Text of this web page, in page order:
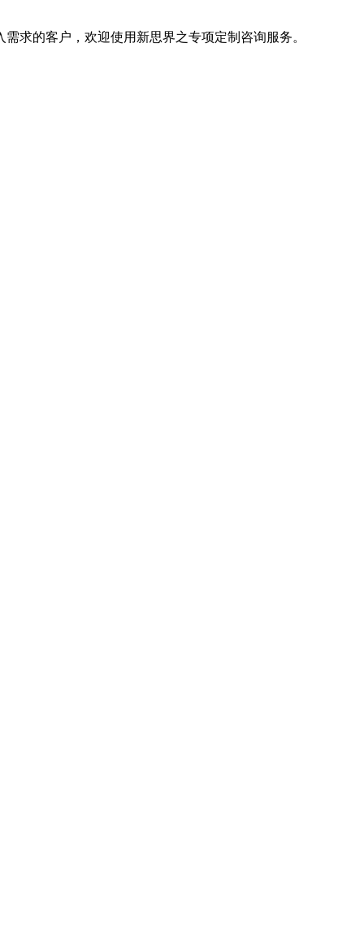
求的客户，欢迎使用新思界之专项定制咨询服务。